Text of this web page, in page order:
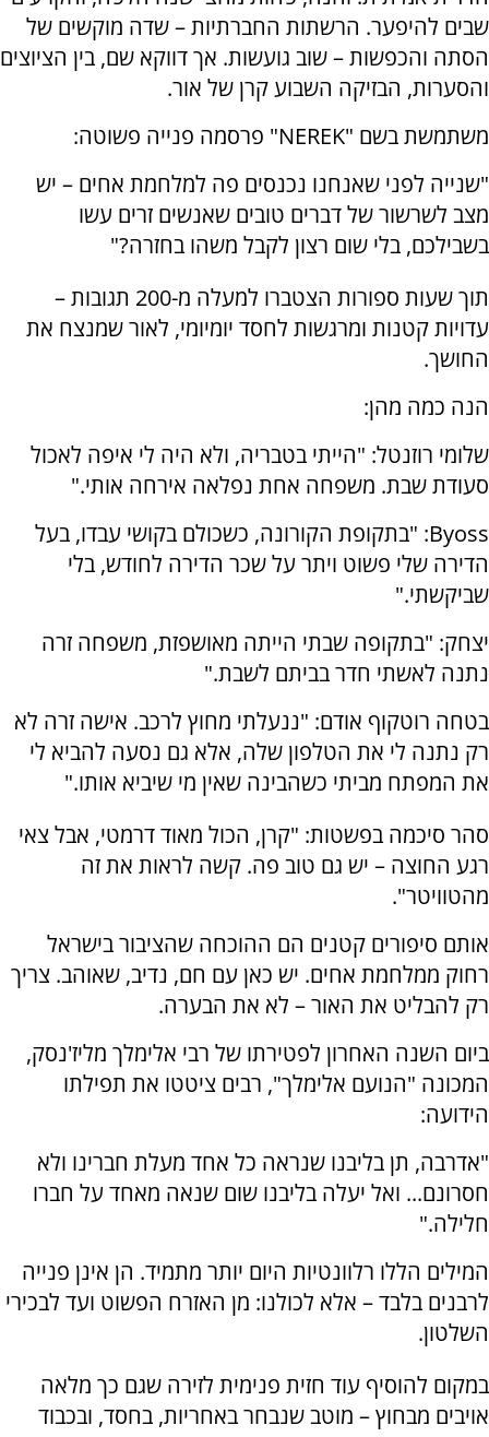
שבים להיפער. הרשתות החברתיות – שדה מוקשים של
הסתה והכפשות – שוב גועשות. אך דווקא שם, בין הציוצים
והסערות, הבזיקה השבוע קרן של אור.
משתמשת בשם "NEREK" פרסמה פנייה פשוטה:
"שנייה לפני שאנחנו נכנסים פה למלחמת אחים – יש
מצב לשרשור של דברים טובים שאנשים זרים עשו
בשבילכם, בלי שום רצון לקבל משהו בחזרה?"
תוך שעות ספורות הצטברו למעלה מ-200 תגובות –
עדויות קטנות ומרגשות לחסד יומיומי, לאור שמנצח את
החושך.
הנה כמה מהן:
שלומי רוזנטל: "הייתי בטבריה, ולא היה לי איפה לאכול
סעודת שבת. משפחה אחת נפלאה אירחה אותי."
Byoss: "בתקופת הקורונה, כשכולם בקושי עבדו, בעל
הדירה שלי פשוט ויתר על שכר הדירה לחודש, בלי
שביקשתי."
יצחק: "בתקופה שבתי הייתה מאושפזת, משפחה זרה
נתנה לאשתי חדר בביתם לשבת."
בטחה רוטקוף אודם: "ננעלתי מחוץ לרכב. אישה זרה לא
רק נתנה לי את הטלפון שלה, אלא גם נסעה להביא לי
את המפתח מביתי כשהבינה שאין מי שיביא אותו."
סהר סיכמה בפשטות: "קרן, הכול מאוד דרמטי, אבל צאי
רגע החוצה – יש גם טוב פה. קשה לראות את זה
מהטוויטר".
אותם סיפורים קטנים הם ההוכחה שהציבור בישראל
רחוק ממלחמת אחים. יש כאן עם חם, נדיב, שאוהב. צריך
רק להבליט את האור – לא את הבערה.
ביום השנה האחרון לפטירתו של רבי אלימלך מליז'נסק,
המכונה "הנועם אלימלך", רבים ציטטו את תפילתו
הידועה:
"אדרבה, תן בליבנו שנראה כל אחד מעלת חברינו ולא
חסרונם... ואל יעלה בליבנו שום שנאה מאחד על חברו
חלילה."
המילים הללו רלוונטיות היום יותר מתמיד. הן אינן פנייה
לרבנים בלבד – אלא לכולנו: מן האזרח הפשוט ועד לבכירי
השלטון.
במקום להוסיף עוד חזית פנימית לזירה שגם כך מלאה
אויבים מבחוץ – מוטב שנבחר באחריות, בחסד, ובכבוד